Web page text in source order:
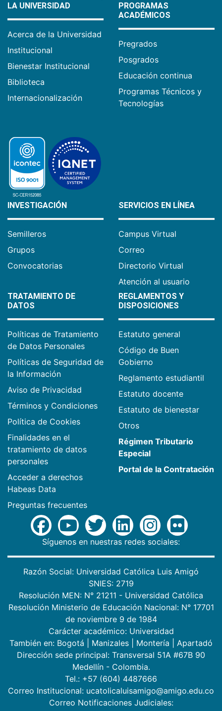
LA UNIVERSIDAD
Acerca de la Universidad
Institucional
Bienestar Institucional
Biblioteca
Internacionalización
PROGRAMAS
ACADÉMICOS
Pregrados
Posgrados
Educación continua
Programas Técnicos y
Tecnologías
INVESTIGACIÓN
Semilleros
Grupos
Convocatorias
SERVICIOS EN LÍNEA
Campus Virtual
Correo
Directorio Virtual
Atención al usuario
TRATAMIENTO DE
DATOS
Políticas de Tratamiento
de Datos Personales
Políticas de Seguridad de
la Información
Aviso de Privacidad
Términos y Condiciones
Política de Cookies
Finalidades en el
tratamiento de datos
personales
Acceder a derechos
Habeas Data
Preguntas frecuentes
REGLAMENTOS Y
DISPOSICIONES
Estatuto general
Código de Buen
Gobierno
Reglamento estudiantil
Estatuto docente
Estatuto de bienestar
Otros
Régimen Tributario
Especial
Portal de la Contratación
Síguenos en nuestras redes sociales:
Razón Social: Universidad Católica Luis Amigó
SNIES: 2719
Resolución MEN: N° 21211 - Universidad Católica
Resolución Ministerio de Educación Nacional: N° 17701
de noviembre 9 de 1984
Carácter académico: Universidad
También en: Bogotá Manizales Montería
Apartadó
Dirección sede principal: Transversal 51A #67B 90
Medellín - Colombia.
Tel.: +57 (604) 4487666
Correo Institucional: ucatolicaluisamigo@amigo.edu.co
Correo Notificaciones Judiciales: